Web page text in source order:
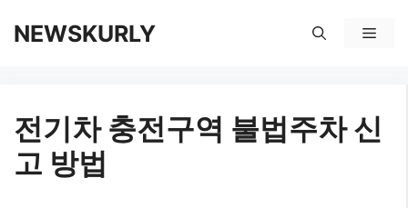
로
NEWSKURLY
메
전기차 충전구역 불법주차 신
고 방법